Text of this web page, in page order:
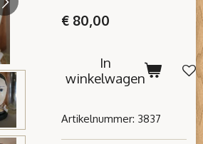
€ 80,00
In
winkelwagen
Artikelnummer: 3837